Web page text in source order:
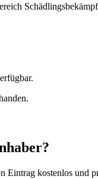
Eintrag kostenlos und